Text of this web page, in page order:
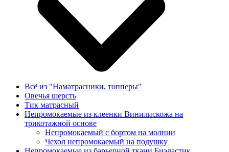
Всё из "Наматрасники, топперы"
Овечья шерсть
Тик матрасный
Непромокаемые из клеенки Винилискожа на
трикотажной основе
Непромокаемый с бортом на молнии
Чехол непромокаемый на подушку